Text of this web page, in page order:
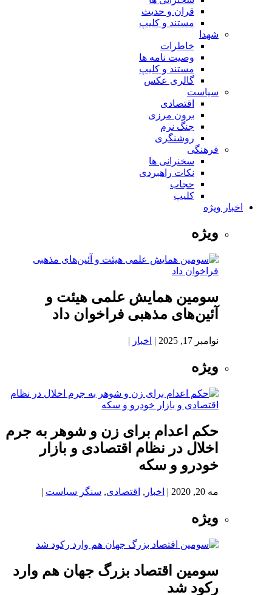
قران و حدیث
مستند و کلیپ
شهدا
خاطرات
وصیت نامه ها
مستند و کلیپ
گالری عکس
سیاست
اقتصادی
برون مرزی
جنگ نرم
روشنگری
فرهنگی
سخنرانی ها
نکات راهبردی
حجاب
کلیپ
اخبار ویژه
ویژه
سومین همایش علمی هیئت و
آئین‌های مذهبی فراخوان داد
نوامبر 17, 2025 | اخبار |
ویژه
حکم اعدام برای زن و شوهر به جرم
اخلال در نظام اقتصادی و بازار
خودرو و سکه
مه 20, 2020 | اخبار , اقتصادی, سنگر سیاست |
ویژه
سومین اقتصاد بزرگ جهان هم وارد
رکود شد